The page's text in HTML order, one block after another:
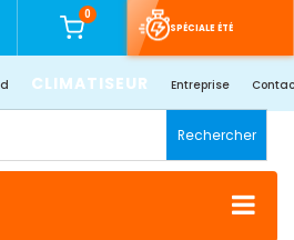
0
SPÉCIALE ÉTÉ
CLIMATISEUR Entreprise
Rechercher